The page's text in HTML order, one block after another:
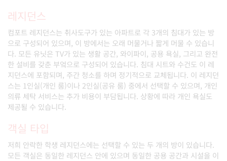
레지던스
컴포트 레지던스는 취사도구가 있는 아파트로 각 3개의 침대가 있는 방
으로 구성되어 있으며, 이 방에서는 오래 머물거나 짧게 머물 수 있습니
다. 모든 유닛은 TV가 있는 생활 공간, 와이파이, 공용 욕실, 그리고 완전
한 설비를 갖춘 부엌으로 구성되어 있습니다. 침대 시트와 수건도 이 레
지던스에 포함되며, 주간 청소를 하며 정기적으로 교체됩니다. 이 레지던
스는 1인실(개인 룸)이나 2인실(공유 룸) 중에서 선택할 수 있으며, 개인
의류 세탁 서비스는 추가 비용이 부담됩니다. 상황에 따라 개인 욕실도
제공될 수 있습니다.
객실 타입
저희 안락한 학생 레지던스에는 선택할 수 있는 두 개의 방이 있습니다.
모든 객실은 동일한 레지던스 안에 있으며 동일한 공용 공간과 시설을 이